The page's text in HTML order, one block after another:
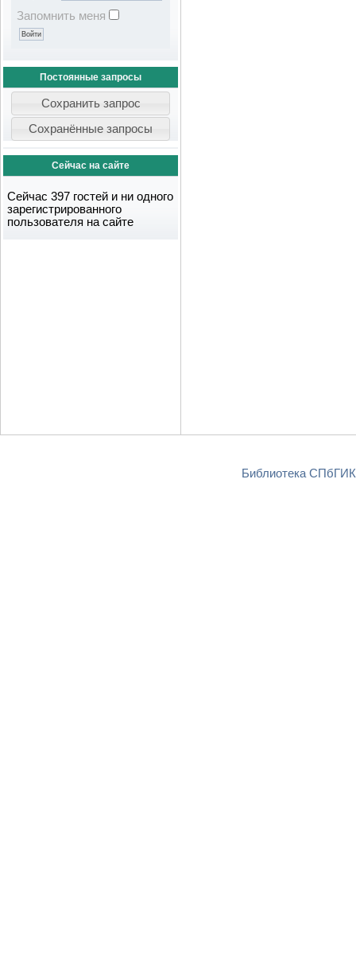
Запомнить меня
Постоянные запросы
Сейчас на сайте
Сейчас 397 гостей и ни одного
зарегистрированного
пользователя на сайте
Библиотека